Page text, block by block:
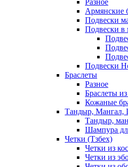
Разное
Армянские
Подвески
Подвески
Подвески
Браслеты
Разное
Браслеты
Кожаные
Тандыр, Мангал,
Тандыр,
Шампура
Четки (Тзбех)
Четки из
Четки из